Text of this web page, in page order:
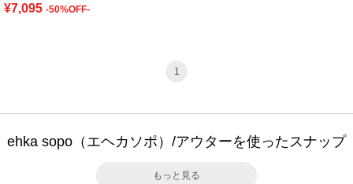
¥7,095 -50%OFF-
1
ehka sopo（エヘカソポ）/アウターを使ったスナップ
もっと見る